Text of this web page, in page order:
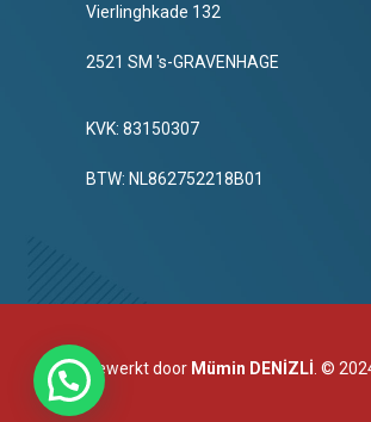
Vierlinghkade 132
2521 SM 's-GRAVENHAGE
KVK: 83150307
BTW: NL862752218B01
Bewerkt door Mümin DENİZLİ . ©